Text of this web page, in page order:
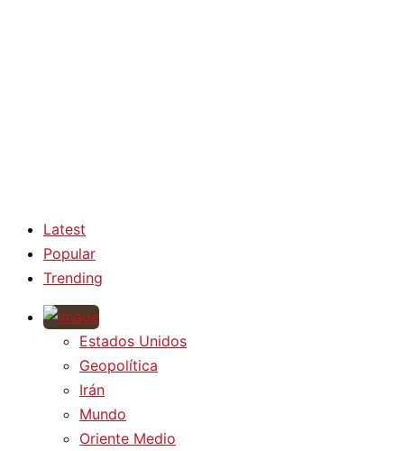
Latest
Popular
Trending
Estados Unidos
Geopolítica
Irán
Mundo
Oriente Medio